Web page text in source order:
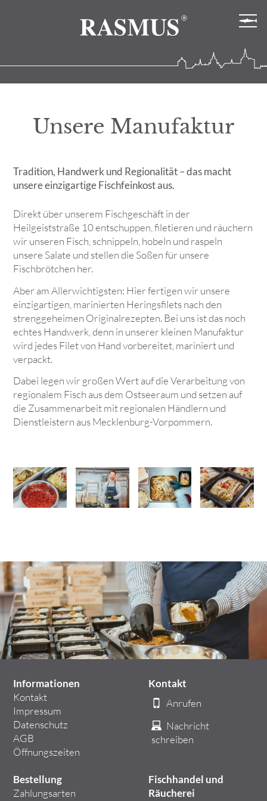
Unsere Manufaktur
Tradition, Handwerk und Regionalität – das macht
unsere einzigartige Fischfeinkost aus.
Direkt über unserem Fischgeschäft in der
Heilgeiststraße 10 entschuppen, filetieren und räuchern
wir unseren Fisch, schnippeln, hobeln und raspeln
unsere Salate und stellen die Soßen für unsere
Fischbrötchen her.
Aber am Allerwichtigsten: Hier fertigen wir unsere
einzigartigen, marinierten Heringsfilets nach den
strenggeheimen Originalrezepten. Bei uns ist das noch
echtes Handwerk, denn in unserer kleinen Manufaktur
wird jedes Filet von Hand vorbereitet, mariniert und
verpackt.
Dabei legen wir großen Wert auf die Verarbeitung von
regionalem Fisch aus dem Ostseeraum und setzen auf
die Zusammenarbeit mit regionalen Händlern und
Dienstleistern aus Mecklenburg-Vorpommern.
Informationen
Kontakt
Impressum
Datenschutz
AGB
Öffnungszeiten
Kontakt
Anrufen
Nachricht
schreiben
Bestellung
Zahlungsarten
Fischhandel und
Räucherei